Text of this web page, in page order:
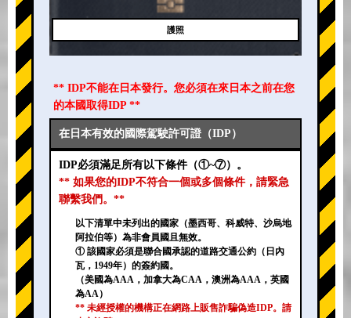
護照
** IDP不能在日本發行。您必須在來日本之前在您
的本國取得IDP **
在日本有效的國際駕駛許可證（IDP）
IDP必須滿足所有以下條件（①~⑦）。
** 如果您的IDP不符合一個或多個條件，請緊急
聯繫我們。**
以下清單中未列出的國家（墨西哥、科威特、沙烏地
阿拉伯等）為非會員國且無效。
① 該國家必須是聯合國承認的道路交通公約（日內
瓦，1949年）的簽約國。
（美國為AAA，加拿大為CAA，澳洲為AAA，英國
為AA）
** 未經授權的機構正在網路上販售詐騙偽造IDP。請